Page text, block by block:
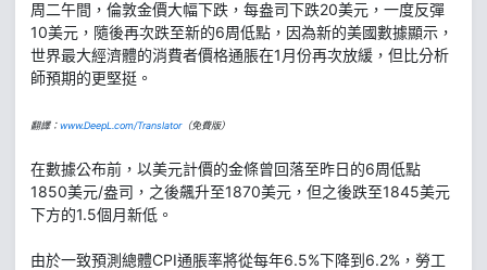
周二午間，倫敦金價大幅下跌，每盎司下跌20美元，一度反彈
10美元，隨後再次跌至新的6周低點，因為新的美國數據顯示，
世界最大經濟體的消費者價格通脹在1月份再次放緩，但比分析
師預期的更堅挺。
翻譯：www.DeepL.com/Translator（免費版）
在數據公布前，以美元計價的金條曾回落至昨日的6周低點
1850美元/盎司，之後飆升至1870美元，但之後跌至1845美元
下方的1.5個月新低。
由於一致預測總體CPI通脹率將從每年6.5%下降到6.2%，勞工